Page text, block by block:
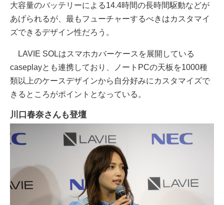
大容量のバッテリーによる14.4時間の長時間駆動などが
あげられるが、最もフューチャーするべきはカスタマイ
ズできるデザイン性だろう。
LAVIE SOLはスマホカバーケースを展開している
caseplayとも連携しており、ノートPCの天板を1000種
類以上のケースデザインから自分好みにカスタマイズで
きるところがポイントとなっている。
川口春奈さんも登壇